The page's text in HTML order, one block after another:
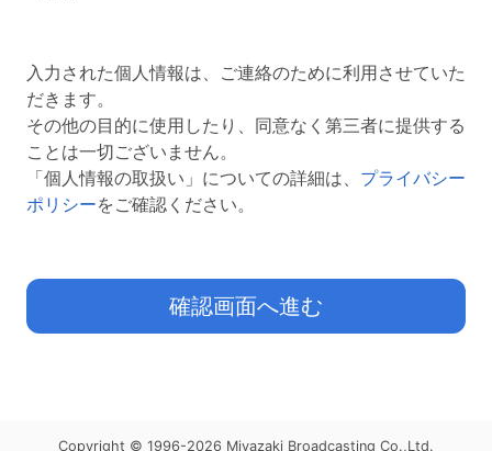
入力された個人情報は、ご連絡のために利用させていた
だきます。
その他の目的に使用したり、同意なく第三者に提供する
ことは一切ございません。
「個人情報の取扱い」についての詳細は、 プライバシー
ポリシーをご確認ください。
１.宮崎放送 個人情報保護方針
２００５年４月１日制定
確認画面へ進む
Copyright © 1996-2026 Miyazaki Broadcasting Co.,Ltd.